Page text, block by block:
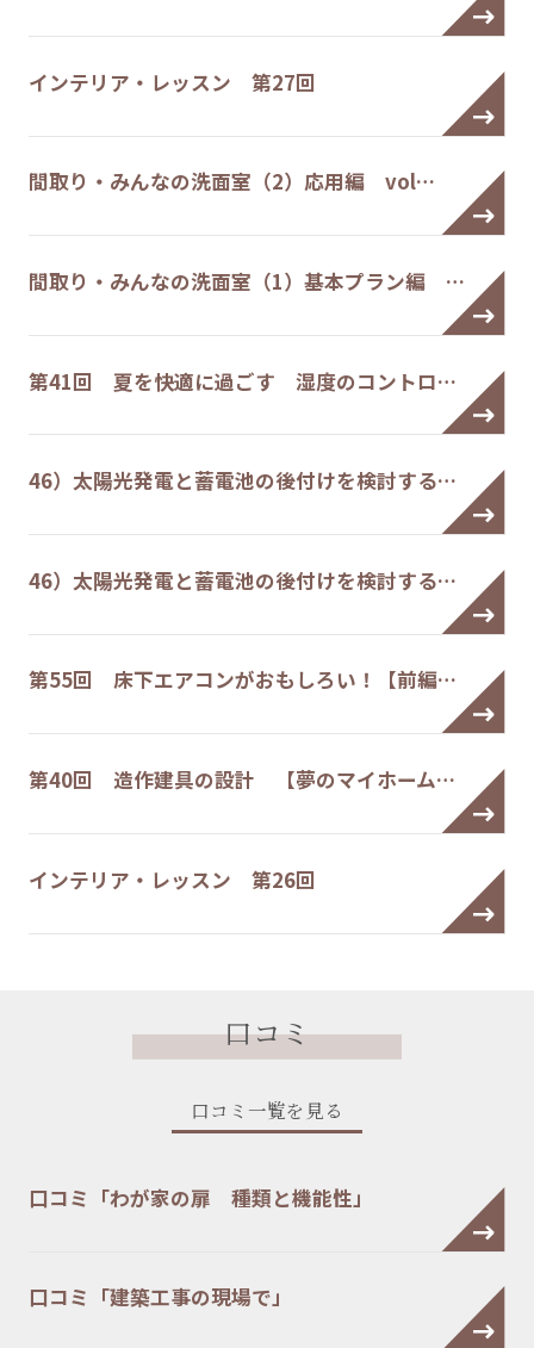
インテリア・レッスン 第27回
間取り・みんなの洗面室（2）応用編 vol…
間取り・みんなの洗面室（1）基本プラン編 …
第41回 夏を快適に過ごす 湿度のコントロ…
46）太陽光発電と蓄電池の後付けを検討する…
46）太陽光発電と蓄電池の後付けを検討する…
第55回 床下エアコンがおもしろい！【前編…
第40回 造作建具の設計 【夢のマイホーム…
インテリア・レッスン 第26回
口コミ
口コミ一覧を見る
口コミ「わが家の扉 種類と機能性」
口コミ「建築工事の現場で」